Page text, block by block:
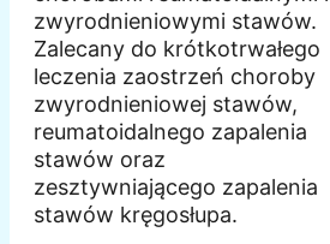
zwyrodnieniowymi stawów.
Zalecany do krótkotrwałego
leczenia zaostrzeń choroby
zwyrodnieniowej stawów,
reumatoidalnego zapalenia
stawów oraz
zesztywniającego zapalenia
stawów kręgosłupa.